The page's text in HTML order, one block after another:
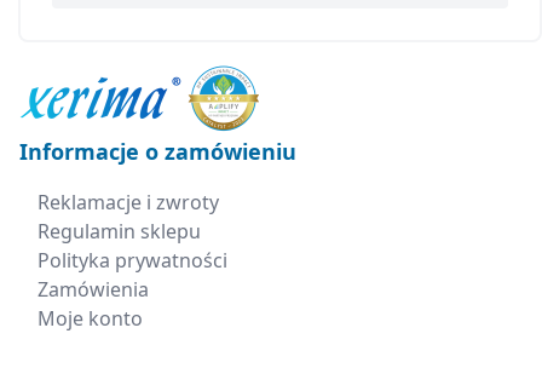
Informacje o zamówieniu
Reklamacje i zwroty
Regulamin sklepu
Polityka prywatności
Zamówienia
Moje konto